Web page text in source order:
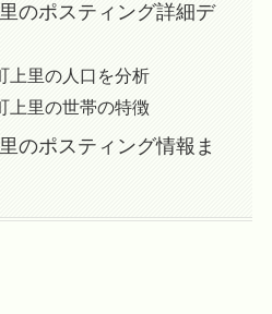
のポスティング詳細デ
上里の人口を分析
上里の世帯の特徴
のポスティング情報ま